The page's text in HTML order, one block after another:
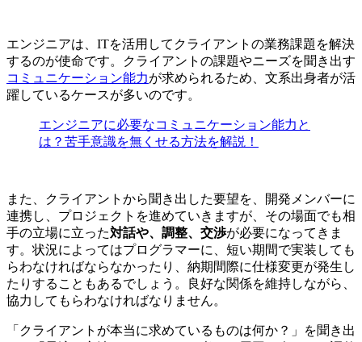
エンジニアは、 ITを活用してクライアントの業務課題を解決
するのが使命です。クライアントの課題やニーズを聞き出す
コミュニケーション能力が求められるため、文系出身者が活
躍しているケースが多いのです。
エンジニアに必要なコミュニケーション能力と
は？苦手意識を無くせる方法を解説！
また、クライアントから聞き出した要望を、開発メンバーに
連携し、プロジェクトを進めていきますが、その場面でも相
手の立場に立った対話や、調整、交渉が必要になってきま
す。状況によってはプログラマーに、短い期間で実装しても
らわなければならなかったり、納期間際に仕様変更が発生し
たりすることもあるでしょう。良好な関係を維持しながら、
協力してもらわなければなりません。
「クライアントが本当に求めているものは何か？」を聞き出